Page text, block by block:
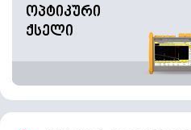
ოპტიკური
ქსელი